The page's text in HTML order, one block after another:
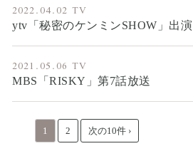
2022.04.02 TV
ytv「秘密のケンミンSHOW」出演
2021.05.06 TV
MBS「RISKY」第7話放送
1 2 次の10件 ›